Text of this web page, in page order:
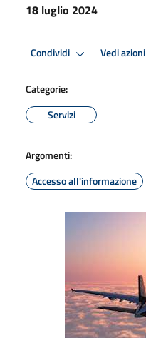
18 luglio 2024
Condividi Vedi azioni
Categorie:
Servizi
Argomenti:
Accesso all'informazione